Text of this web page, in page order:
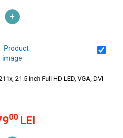
+
21.5 Inch Full HD LED, VGA, DVI
00LEI